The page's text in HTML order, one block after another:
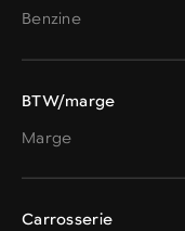
Benzine
BTW/marge
Marge
Carrosserie